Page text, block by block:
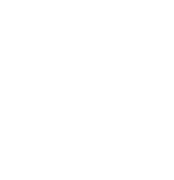
En todos los servicios que
firma de auditoría, mantener
garantizar los estándares de